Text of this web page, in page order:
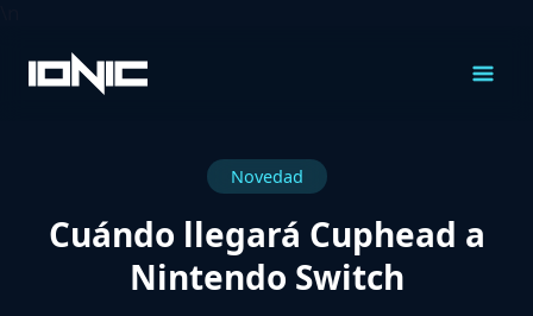
Contenido
Novedad
Cuándo llegará Cuphead a
Nintendo Switch